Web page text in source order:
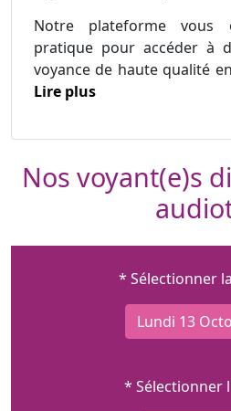
Notre plateforme vous
pratique pour accéder à
voyance de haute qualité
Lire plus
Nos voyant(e)s
* Sélectionner
Lundi 13
* Sélectionner